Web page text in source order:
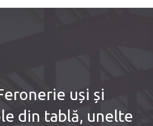
uși și
din tablă, unelte